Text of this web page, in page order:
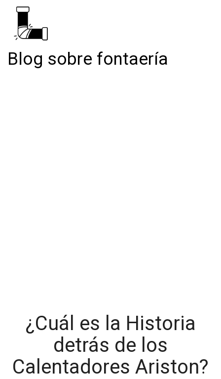
Blog sobre fontaería
¿Cuál es la Historia
detrás de los
Calentadores Ariston?